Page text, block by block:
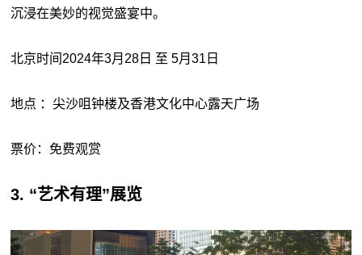
沉浸在美妙的视觉盛宴中。
北京时间2024年3月28日 至 5月31日
地点 ：尖沙咀钟楼及香港文化中心露天广场
票价：免费观赏
3. “艺术有理”展览